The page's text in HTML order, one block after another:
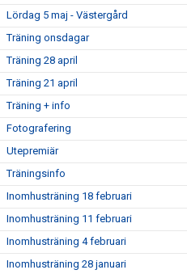
Lördag 5 maj - Västergård
Träning onsdagar
Träning 28 april
Träning 21 april
Träning + info
Fotografering
Utepremiär
Träningsinfo
Inomhusträning 18 februari
Inomhusträning 11 februari
Inomhusträning 4 februari
Inomhusträning 28 januari